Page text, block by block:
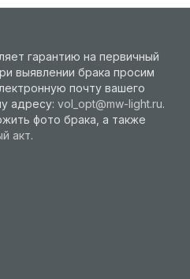
гарантию на первичный
выявлении брака просим
почту вашего
адресу: vol_opt@mw-light.ru.
фото брака, а также
акт.